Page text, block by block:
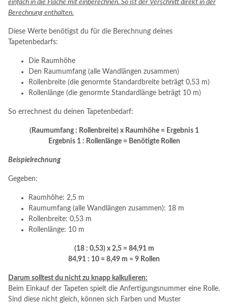
einfach in die Fläche mit einberechnen. So ist der Verschnitt direkt in der
Berechnung enthalten.
Diese Werte benötigst du für die Berechnung deines
Tapetenbedarfs:
Die Raumhöhe
Den Raumumfang (alle Wandlängen zusammen)
Rollenbreite (die genormte Standardbreite beträgt 0,53 m)
Rollenlänge (die genormte Standardlänge beträgt 10 m)
So errechnest du deinen Tapetenbedarf:
(Raumumfang : Rollenbreite) x Raumhöhe = Ergebnis 1
Ergebnis 1 : Rollenlänge = Benötigte Rollen
Beispielrechnung
Gegeben:
Raumhöhe: 2,5 m
Raumumfang (alle Wandlängen zusammen): 18 m
Rollenbreite: 0,53 m
Rollenlänge: 10 m
(18 : 0,53) x 2,5 = 84,91 m
84,91 : 10 = 8,49 m ≈ 9 Rollen
Darum solltest du nicht zu knapp kalkulieren:
Beim Einkauf der Tapeten spielt die Anfertigungsnummer eine Rolle.
Sind diese nicht gleich, können sich Farben und Muster